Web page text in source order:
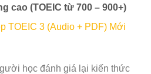
cao (TOEIC từ 700 – 900+)
học đánh giá lại kiến thức